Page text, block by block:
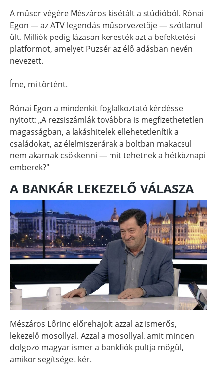
A műsor végére Mészáros kisétált a stúdióból. Rónai
Egon — az ATV legendás műsorvezetője — szótlanul
ült. Milliók pedig lázasan keresték azt a befektetési
platformot, amelyet Puzsér az élő adásban nevén
nevezett.
Íme, mi történt.
Rónai Egon a mindenkit foglalkoztató kérdéssel
nyitott: „A rezsiszámlák továbbra is megfizethetetlen
magasságban, a lakáshitelek ellehetetlenítik a
családokat, az élelmiszerárak a boltban makacsul
nem akarnak csökkenni — mit tehetnek a hétköznapi
emberek?"
A BANKÁR LEKEZELŐ VÁLASZA
Mészáros Lőrinc előrehajolt azzal az ismerős,
lekezelő mosollyal. Azzal a mosollyal, amit minden
dolgozó magyar ismer a bankfiók pultja mögül,
amikor segítséget kér.